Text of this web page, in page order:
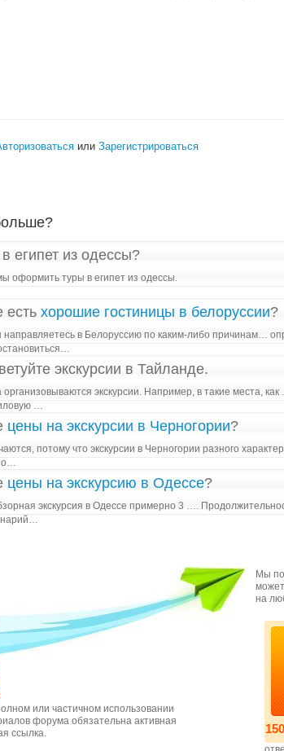
или Зарегистрироваться
египет из одессы?
оформить туры в египет из одессы.
есть хорошие гостиницы в белоруссии?
направляетесь в Белоруссию по каким-либо причинам…
экскурсии в Тайланде.
экскурсии. Например, в такие места,
…
цены на экскурсии в Черногории?
потому что экскурсии в Черногории разного
цены на экскурсию в Одессе?
экскурсия в Одессе примерно 3 ….
или частичном использовании
форума обязательна активная
ссылка.
Мы
на